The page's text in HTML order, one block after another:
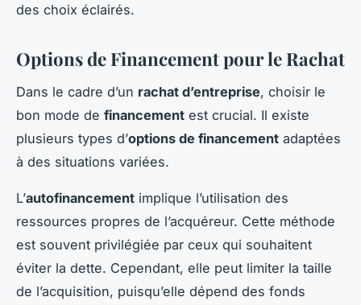
des choix éclairés.
Options de Financement pour le Rachat
Dans le cadre d’un rachat d’entreprise, choisir le
bon mode de financement est crucial. Il existe
plusieurs types d’options de financement adaptées
à des situations variées.
L’autofinancement implique l’utilisation des
ressources propres de l’acquéreur. Cette méthode
est souvent privilégiée par ceux qui souhaitent
éviter la dette. Cependant, elle peut limiter la taille
de l’acquisition, puisqu’elle dépend des fonds